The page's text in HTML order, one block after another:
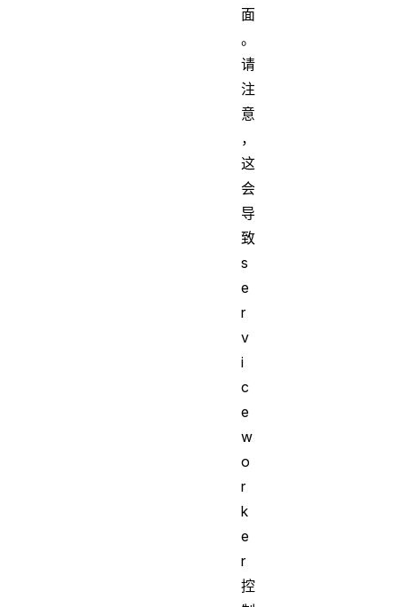
面
。
请
注
意
，
这
会
导
致
s
e
r
v
i
c
e
w
o
r
k
e
r
控